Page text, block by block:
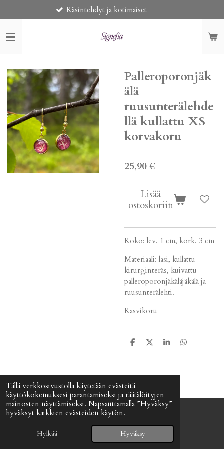
Tällä verkkosivustolla käytetään evästeitä
käyttökokemuksesi parantamiseksi ja räätälöityjen
mainosten näyttämiseksi. Napsauttamalla ”Hyväksy”
hyväksyt kaikkien evästeiden käytön.
Hylkää Hyväksy
pääsisältöön
Käsintehdyt ja kotimaiset
Palleroporonjäk
älä
ruusunterälehde
llä kullattu XS
korvakoru
25,90 €
Lisää
ostoskoriin
Koko: lev. 1 cm, kork. 3 cm
Materiaali: lasi, kullattu
kirurginteräs, kuivattu
palleroporonjäkäläjäkälä ja
ruusunterälehti.
Kasvikoru
J
J
J
J
© 2024 - 2026 Signefia
Webador